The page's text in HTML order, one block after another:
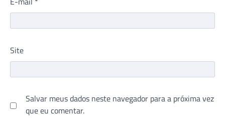
Site
Salvar meus dados neste navegador para a próxima vez
que eu comentar.